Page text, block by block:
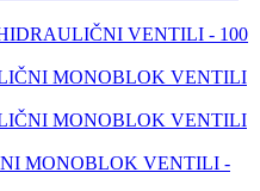
VENTILI - 100
MONOBLOK VENTILI
MONOBLOK VENTILI
MONOBLOK VENTILI -